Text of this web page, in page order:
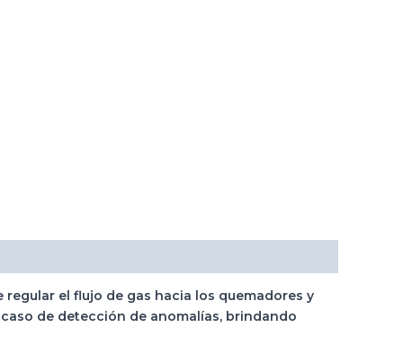
regular el flujo de gas hacia los quemadores y
de detección de anomalías, brindando